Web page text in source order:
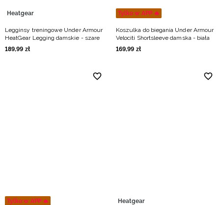
Heatgear
Legginsy treningowe Under Armour
HeatGear Legging damskie - szare
189,99 zł
Tylko w APP 🔥
Koszulka do biegania Under Armour
Velociti Shortsleeve damska - biała
169,99 zł
Tylko w APP 🔥 Heatgear